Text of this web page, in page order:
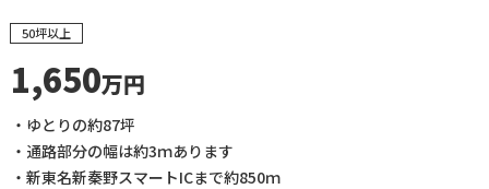
50坪以上
1,650万円
・ゆとりの約87坪
・通路部分の幅は約3ｍあります
・新東名新秦野スマートICまで約850ｍ